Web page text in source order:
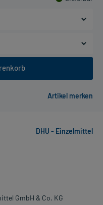
DHU - Einzelmittel
GmbH & Co. KG